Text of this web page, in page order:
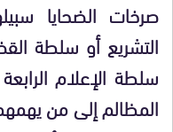
صرخات الضحايا
التشريع أو سلطة
سلطة الإعلام
المظالم إلى من